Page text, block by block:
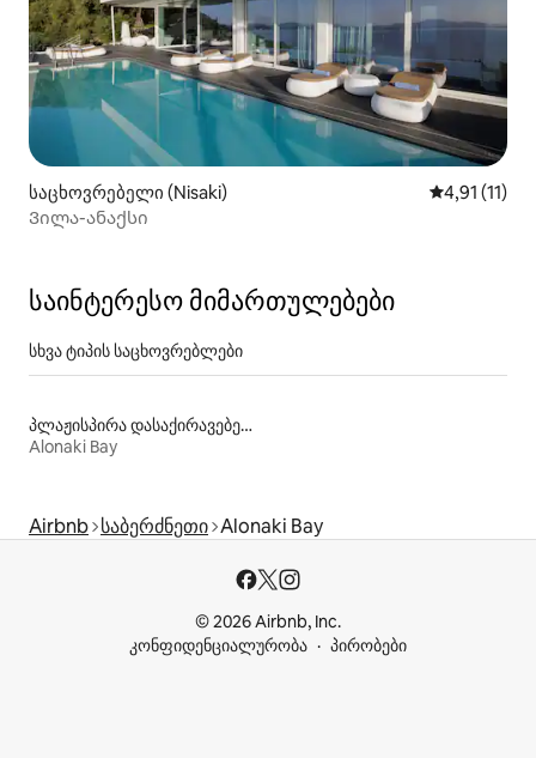
საცხოვრებელი (Nisaki) საშუალო
4,91 (11)
Ვილა-ანაქსი
საინტერესო მიმართულებები
სხვა ტიპის საცხოვრებლები
პლაჟისპირა დასაქირავებელი საცხოვრებლები
Alonaki Bay
Airbnb საბერძნეთი Alonaki Bay
© 2026 Airbnb, Inc.
კონფიდენციალურობა
პირობები